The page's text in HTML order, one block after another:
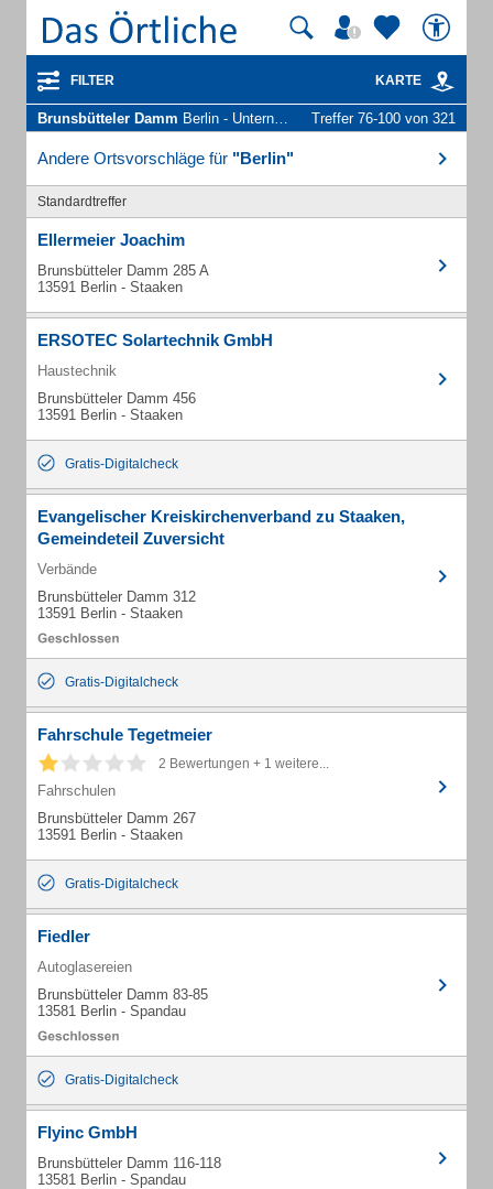
FILTER KARTE
Brunsbütteler Damm Berlin - Unternehmen und Personen Treffer 76-100 von 321
Andere Ortsvorschläge für "Berlin"
Standardtreffer
Ellermeier Joachim
Brunsbütteler Damm 285 A
13591 Berlin - Staaken
ERSOTEC Solartechnik GmbH
Haustechnik
Brunsbütteler Damm 456
13591 Berlin - Staaken
Gratis-Digitalcheck
Evangelischer Kreiskirchenverband zu Staaken,
Gemeindeteil Zuversicht
Verbände
Brunsbütteler Damm 312
13591 Berlin - Staaken
Gratis-Digitalcheck
Fahrschule Tegetmeier
2 Bewertungen + 1 weitere...
Fahrschulen
Brunsbütteler Damm 267
13591 Berlin - Staaken
Gratis-Digitalcheck
Fiedler
Autoglasereien
Brunsbütteler Damm 83-85
13581 Berlin - Spandau
Gratis-Digitalcheck
Flyinc GmbH
Brunsbütteler Damm 116-118
13581 Berlin - Spandau